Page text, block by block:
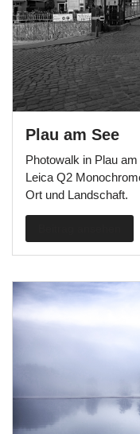
Plau am See
Photowalk in Plau
Leica Q2
Ort und Landschaft.